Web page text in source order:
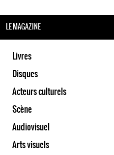
LE MAGAZINE
Livres
Disques
Acteurs culturels
Scène
Audiovisuel
Arts visuels